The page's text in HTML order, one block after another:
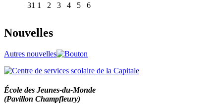
31 1 2 3 4 5 6
Nouvelles
Autres nouvelles
École des Jeunes-du-Monde
(Pavillon Champfleury)